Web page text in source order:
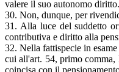
valere il suo autonomo diritto.
30. Non, dunque, per
31. Alla luce del suddetto
contributiva e diritto alla
32. Nella fattispecie in
cui all'art. 54, primo comma,
coincisa con il